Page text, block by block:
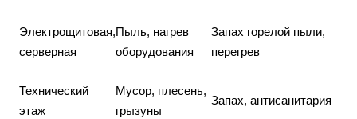
Электрощитовая,
серверная
Пыль, нагрев
оборудования
Запах горелой пыли,
перегрев
Технический
этаж
Мусор, плесень,
грызуны
Запах, антисанитария